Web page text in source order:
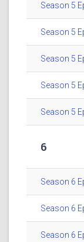
Season 5
Season 5
Season 5
Season 5
Season 5
6
Season 6
Season 6
Season 6